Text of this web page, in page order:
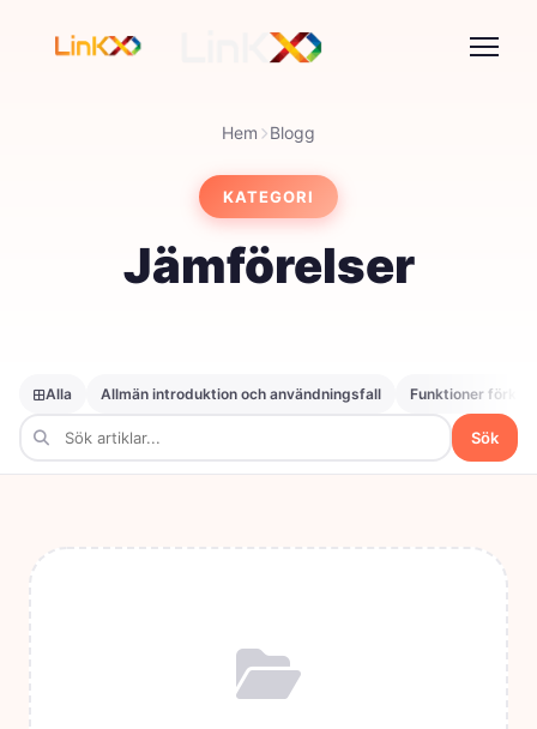
Hem Blogg
KATEGORI
Jämförelser
Alla Allmän introduktion och användningsfall Funktioner
Sök